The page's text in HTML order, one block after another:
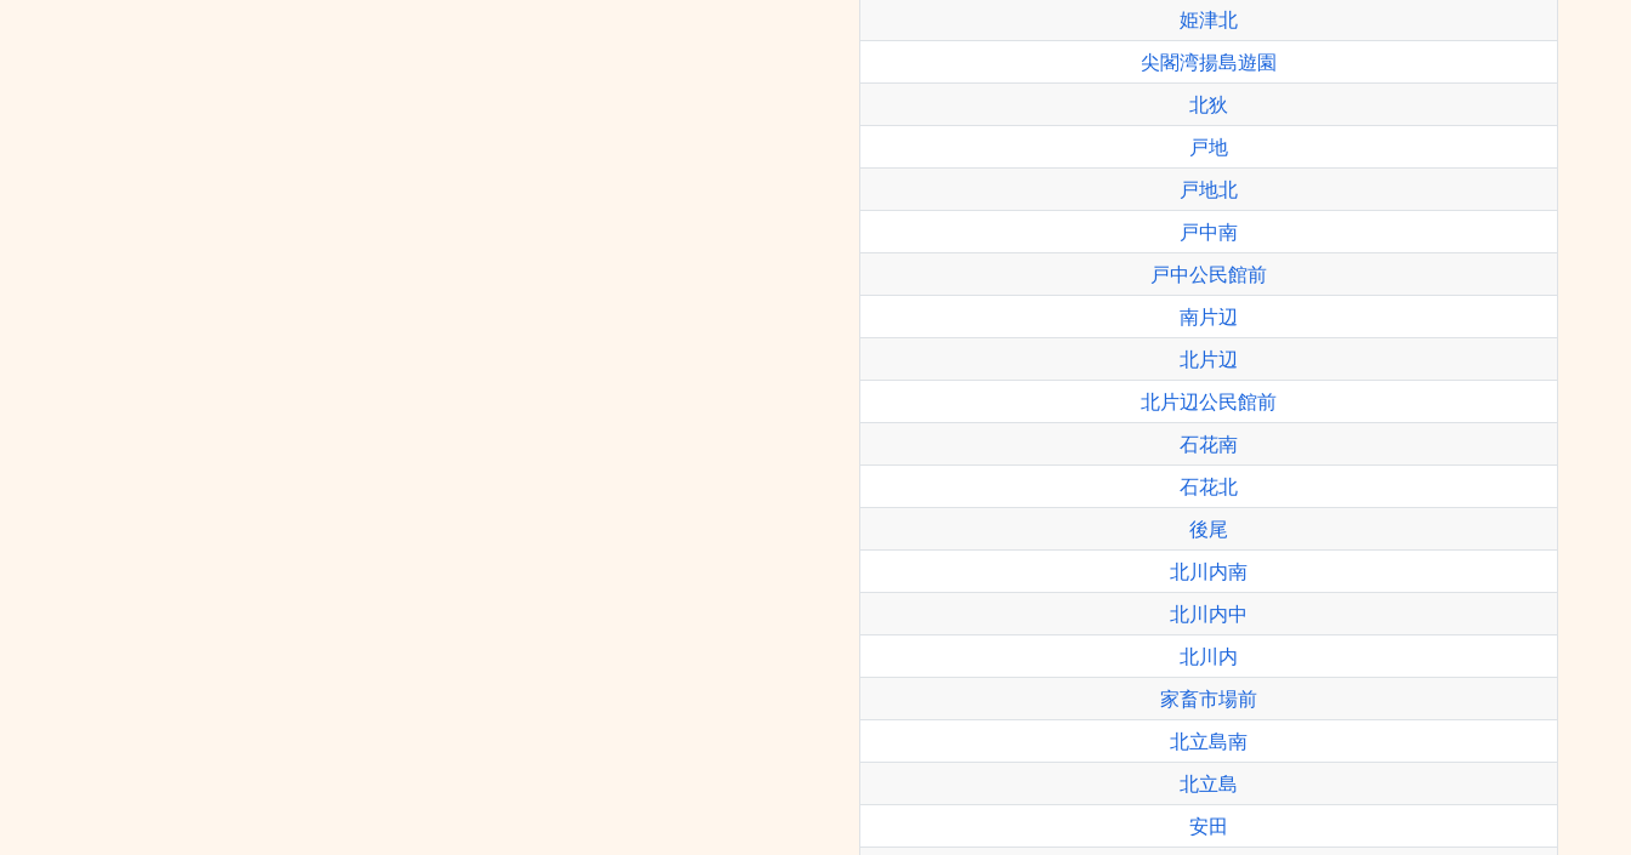
姫津北
尖閣湾揚島遊園
北狄
戸地
戸地北
戸中南
戸中公民館前
南片辺
北片辺
北片辺公民館前
石花南
石花北
後尾
北川内南
北川内中
北川内
家畜市場前
北立島南
北立島
安田